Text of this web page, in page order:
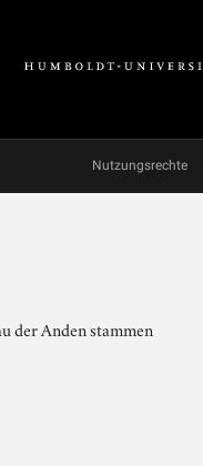
Nutzungsrechte
der Anden stammen